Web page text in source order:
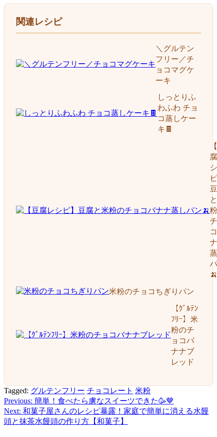
関連レシピ
＼グルテン
フリー／チ
ョコマグケ
ーキ
しっとりふ
わふわ チョ
コ蒸しケー
キ🍫
シ
🍌
米粉のチョコちぎりパン
【ｸﾞﾙﾃﾝ
ﾌﾘｰ】米
粉のチ
ョコバ
ナナブ
レッド
Tagged: グルテンフリー チョコレート 米粉
投
稿
Previous: 簡単！食べたら虜なスイーツできた🥳🤎
Next: 和菓子屋さんのレシピ暴露！家庭で簡単に消える水饅
頭と抹茶水饅頭の作り方【和菓子】